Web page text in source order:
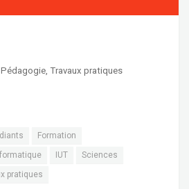
, Travaux pratiques
Formation
IUT
Sciences
pratiques